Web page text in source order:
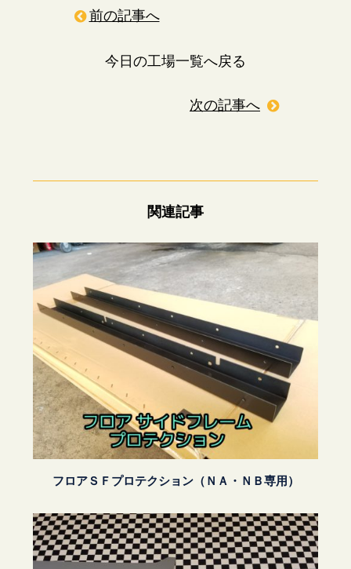
前の記事へ
今日の工場一覧へ戻る
次の記事へ
関連記事
フロアＳＦプロテクション（ＮＡ・ＮＢ専用）